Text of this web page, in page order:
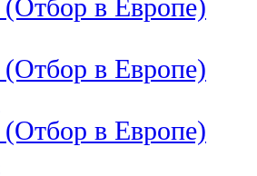
в Европе)
в Европе)
в Европе)